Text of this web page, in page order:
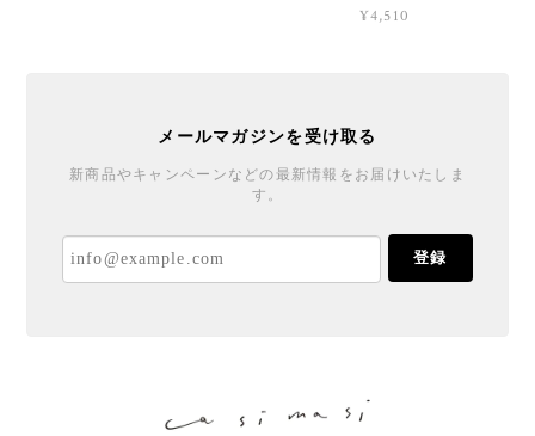
¥4,510
メールマガジンを受け取る
新商品やキャンペーンなどの最新情報をお届けいたしま
す。
登録